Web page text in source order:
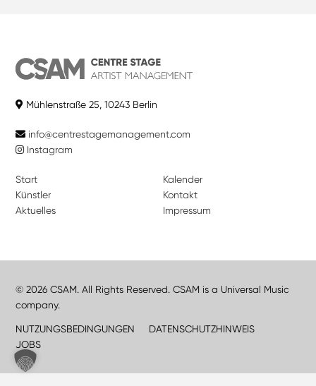
Mühlenstraße 25, 10243 Berlin
info@centrestagemanagement.com
Instagram
Start
Künstler
Aktuelles
Kalender
Kontakt
Impressum
© 2026 CSAM. All Rights Reserved. CSAM is a Universal Music
company.
NUTZUNGSBEDINGUNGEN
DATENSCHUTZHINWEIS
JOBS